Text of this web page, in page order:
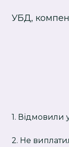
УБД,
1. Відмовили
2. Не